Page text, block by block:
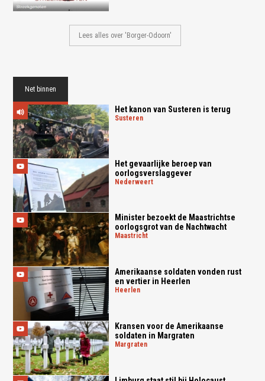
Lees alles over 'Borger-Odoorn'
Net binnen
Het kanon van Susteren is terug
susteren
Het gevaarlijke beroep van
oorlogsverslaggever
nederweert
Minister bezoekt de Maastrichtse
oorlogsgrot van de Nachtwacht
maastricht
Amerikaanse soldaten vonden rust
en vertier in Heerlen
heerlen
Kransen voor de Amerikaanse
soldaten in Margraten
margraten